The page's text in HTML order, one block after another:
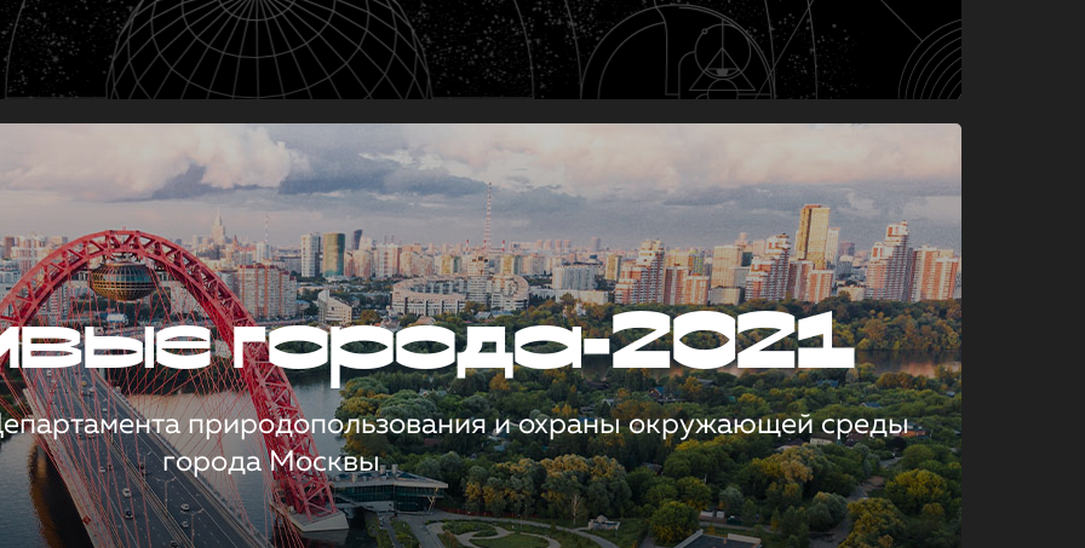
города-2021
природопользования и охраны окружающей среды
города Москвы